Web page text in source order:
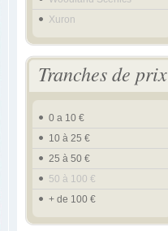
Xuron
Tranches de prix
0 a 10 €
10 à 25 €
25 à 50 €
50 à 100 €
+ de 100 €